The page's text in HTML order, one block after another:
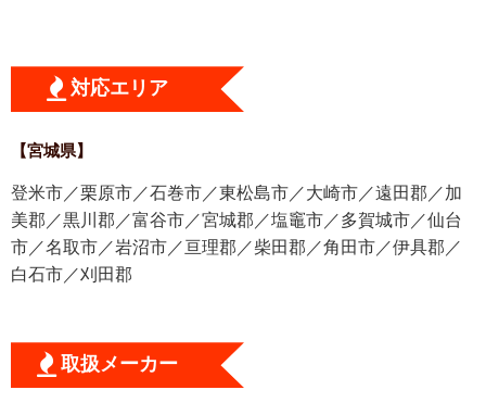
対応エリア
【宮城県】
登米市／栗原市／石巻市／東松島市／大崎市／遠田郡／加
美郡／黒川郡／富谷市／宮城郡／塩竈市／多賀城市／仙台
市／名取市／岩沼市／亘理郡／柴田郡／角田市／伊具郡／
白石市／刈田郡
取扱メーカー